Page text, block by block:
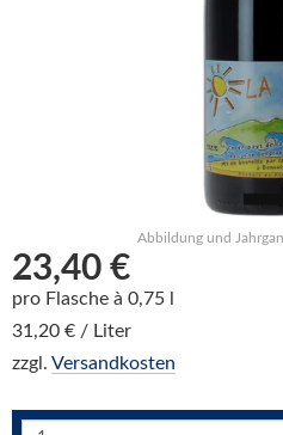
Abbildung und
23,40 €
pro Flasche à 0,75 l
31,20 € / Liter
zzgl. Versandkosten